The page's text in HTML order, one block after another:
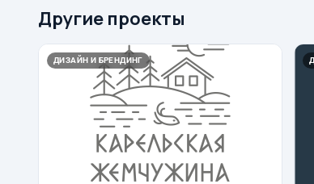
Другие проекты
ДИЗАЙН И БРЕНДИНГ